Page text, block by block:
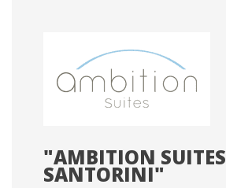
"AMBITION SUITES
SANTORINI"